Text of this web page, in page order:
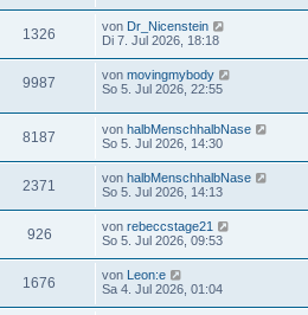
1326 von Dr_Nicenstein
Di 7. Jul 2026, 18:18
9987 von movingmybody
So 5. Jul 2026, 22:55
8187 von halbMenschhalbNase
So 5. Jul 2026, 14:30
2371 von halbMenschhalbNase
So 5. Jul 2026, 14:13
926 von rebeccstage21
So 5. Jul 2026, 09:53
1676 von Leon:e
Sa 4. Jul 2026, 01:04